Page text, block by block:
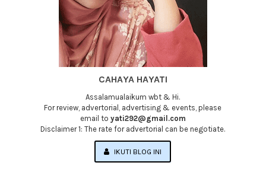
CAHAYA HAYATI
Assalamualaikum wbt & Hi.
For review, advertorial, advertising & events, please
email to yati292@gmail.com
Disclaimer 1: The rate for advertorial can be negotiate.
IKUTI BLOG INI